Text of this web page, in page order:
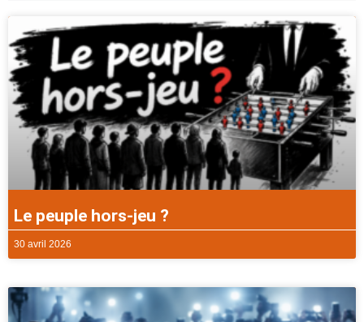
Le peuple hors-jeu ?
30 avril 2026